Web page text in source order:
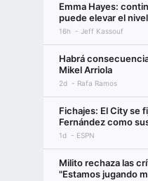
Emma Hayes:
puede elevar el
16h Jeff Kassouf
Habrá
Mikel Arriola
2d Rafa Ramos
Fichajes: El City se
Fernández como
1d ESPN
Milito rechaza las
"Estamos jugando